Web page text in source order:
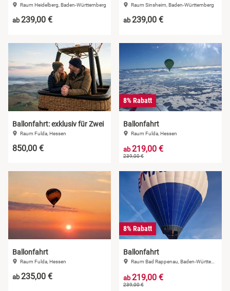
Raum Heidelberg, Baden-Württemberg
ab239,00 €
Raum Sinsheim, Baden-Württemberg
ab239,00 €
Ballonfahrt: exklusiv für Zwei
Raum Fulda, Hessen
850,00 €
8% Rabatt
Ballonfahrt
Raum Fulda, Hessen
ab219,00 €
239,00 €
Ballonfahrt
Raum Fulda, Hessen
ab235,00 €
8% Rabatt
Ballonfahrt
Raum Bad Rappenau, Baden-Württemberg
ab219,00 €
239,00 €